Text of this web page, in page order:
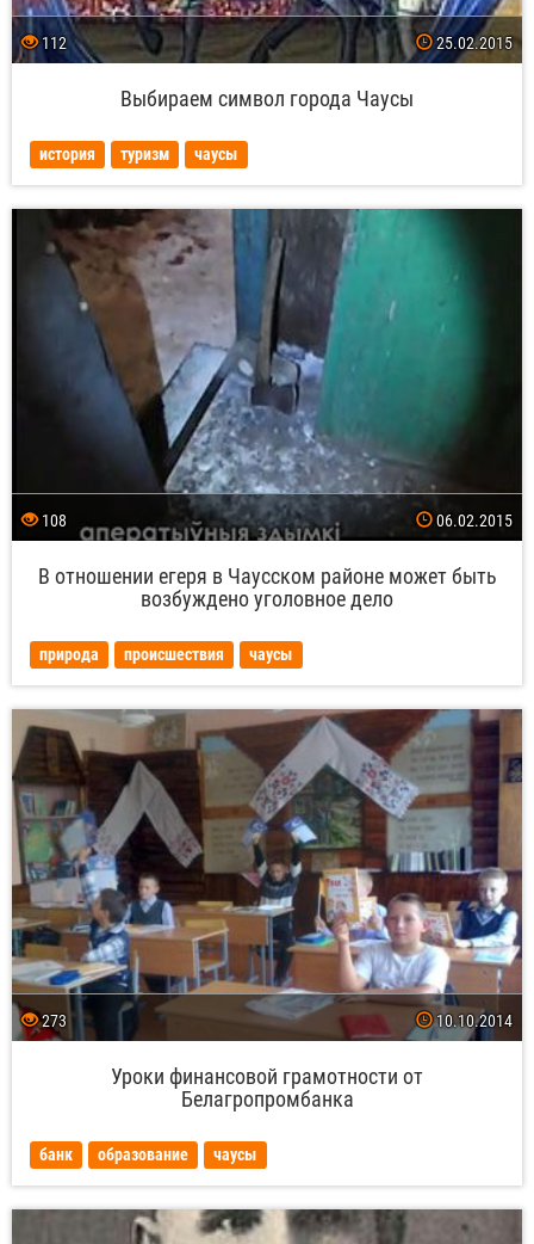
112 25.02.2015
Выбираем символ города Чаусы
история туризм чаусы
108 06.02.2015
В отношении егеря в Чаусском районе может быть
возбуждено уголовное дело
природа происшествия чаусы
273 10.10.2014
Уроки финансовой грамотности от
Белагропромбанка
банк образование чаусы